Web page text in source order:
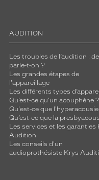
AUDITION
Les troubles de l’audition :
parle-t-on ?
Les grandes étapes de
l'appareillage
Les différents types
Qu’est-ce qu'un acouphène ?
Qu'est-ce que
Qu’est-ce que la
Les services et les garanties
Audition
Les conseils d'un
audioprothésiste Krys